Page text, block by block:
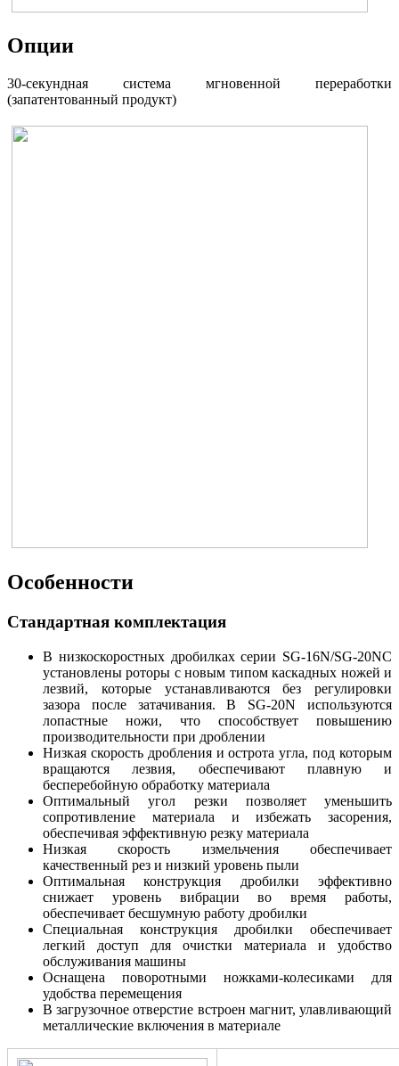
Опции
30-секундная система мгновенной переработки
(запатентованный продукт)
Особенности
Стандартная комплектация
В низкоскоростных дробилках серии SG-16N/SG-20NC
установлены роторы с новым типом каскадных ножей и
лезвий, которые устанавливаются без регулировки
зазора после затачивания. В SG-20N используются
лопастные ножи, что способствует повышению
производительности при дроблении
Низкая скорость дробления и острота угла, под которым
вращаются лезвия, обеспечивают плавную и
бесперебойную обработку материала
Оптимальный угол резки позволяет уменьшить
сопротивление материала и избежать засорения,
обеспечивая эффективную резку материала
Низкая скорость измельчения обеспечивает
качественный рез и низкий уровень пыли
Оптимальная конструкция дробилки эффективно
снижает уровень вибрации во время работы,
обеспечивает бесшумную работу дробилки
Специальная конструкция дробилки обеспечивает
легкий доступ для очистки материала и удобство
обслуживания машины
Оснащена поворотными ножками-колесиками для
удобства перемещения
В загрузочное отверстие встроен магнит, улавливающий
металлические включения в материале